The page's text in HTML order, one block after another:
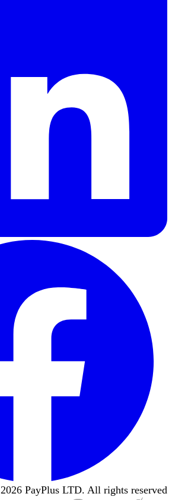
2026 PayPlus LTD. All rights reserved